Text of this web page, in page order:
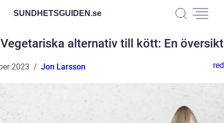
SUNDHETSGUIDEN.se
Vegetariska alternativ till kött: En översikt
2023 Jon Larsson